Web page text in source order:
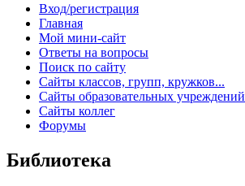
Вход/регистрация
Главная
Мой мини-сайт
Ответы на вопросы
Поиск по сайту
Сайты классов, групп, кружков...
Сайты образовательных учреждений
Сайты коллег
Форумы
Библиотека